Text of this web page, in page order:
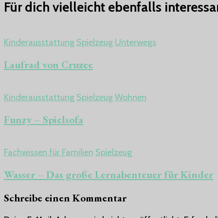
Für dich vielleicht ebenfalls
Kinderausstattung Spielzeug Unterwegs
Laufrad von Cruzee
Kinderausstattung SpielzeugWohnen
Funzy – Spielsofa
Fachwissen für Familien Spielzeug
Wasser – Das große Lernabenteuer für Kinder
Schreibe einen Kommentar